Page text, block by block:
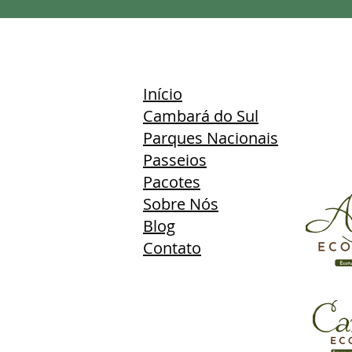
Início
Cambará do Sul
Parques Nacionais
Passeios
Pacotes
Sobre Nós
Blog
Contato